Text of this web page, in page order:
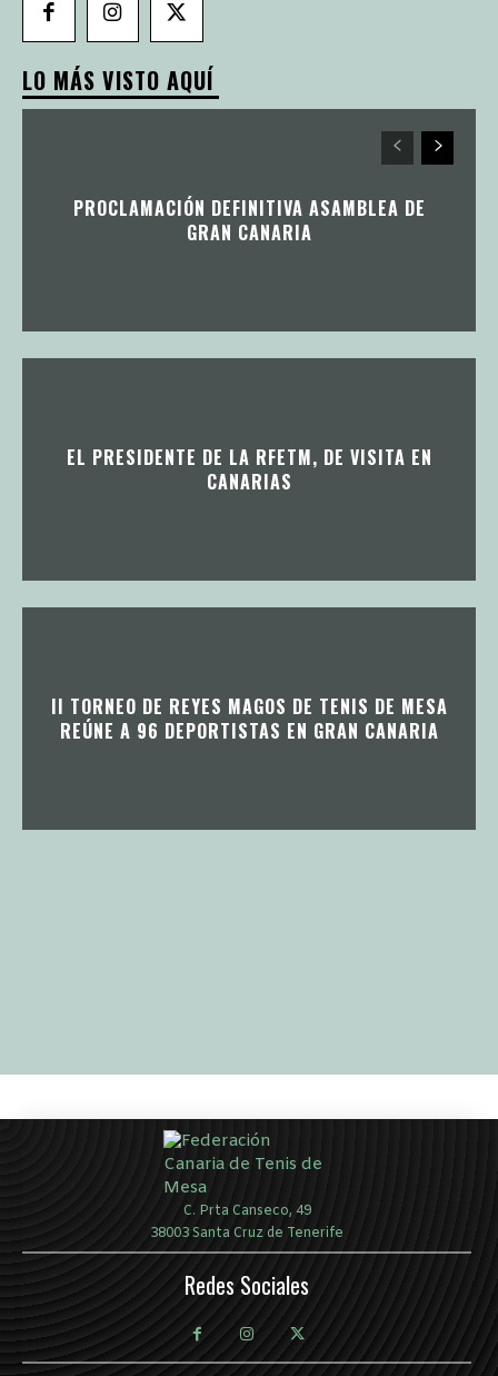
LO MÁS VISTO AQUÍ
PROCLAMACIÓN DEFINITIVA ASAMBLEA DE
GRAN CANARIA
EL PRESIDENTE DE LA RFETM, DE VISITA EN
CANARIAS
II TORNEO DE REYES MAGOS DE TENIS DE MESA
REÚNE A 96 DEPORTISTAS EN GRAN CANARIA
C. Prta Canseco, 49
38003 Santa Cruz de Tenerife
Redes Sociales